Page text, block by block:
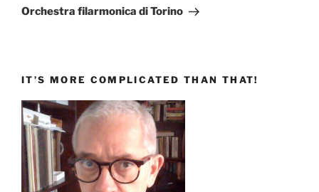
successivo
Orchestra filarmonica di Torino
IT’S MORE COMPLICATED THAN THAT!